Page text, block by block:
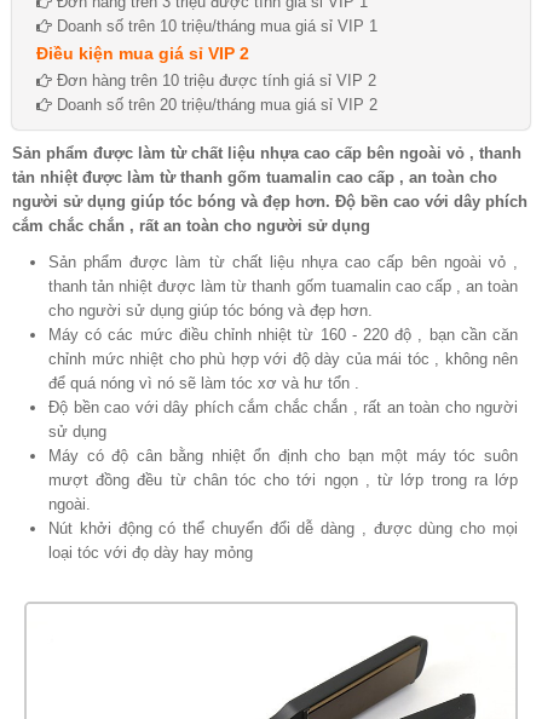
Doanh số trên 10 triệu/tháng mua giá sỉ VIP 1
Điều kiện mua giá sỉ VIP 2
Đơn hàng trên 10 triệu được tính giá sỉ VIP 2
Doanh số trên 20 triệu/tháng mua giá sỉ VIP 2
Sản phẩm được làm từ chất liệu nhựa cao cấp bên ngoài vỏ , thanh
tản nhiệt được làm từ thanh gốm tuamalin cao cấp , an toàn cho
người sử dụng giúp tóc bóng và đẹp hơn. Độ bền cao với dây phích
cắm chắc chắn , rất an toàn cho người sử dụng
Sản phẩm được làm từ chất liệu nhựa cao cấp bên ngoài vỏ ,
thanh tản nhiệt được làm từ thanh gốm tuamalin cao cấp , an toàn
cho người sử dụng giúp tóc bóng và đẹp hơn.
Máy có các mức điều chỉnh nhiệt từ 160 - 220 độ , bạn cần căn
chỉnh mức nhiệt cho phù hợp với độ dày của mái tóc , không nên
để quá nóng vì nó sẽ làm tóc xơ và hư tổn .
Độ bền cao với dây phích cắm chắc chắn , rất an toàn cho người
sử dụng
Máy có độ cân bằng nhiệt ổn định cho bạn một máy tóc suôn
mượt đồng đều từ chân tóc cho tới ngọn , từ lớp trong ra lớp
ngoài.
Nút khởi động có thể chuyển đổi dễ dàng , được dùng cho mọi
loại tóc với đọ dày hay mỏng